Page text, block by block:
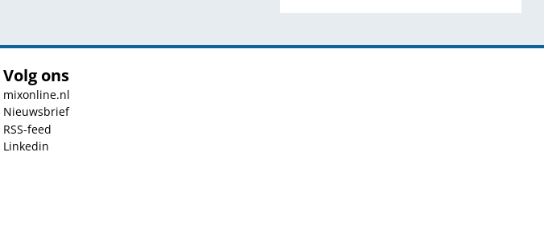
Volg ons
mixonline.nl
Nieuwsbrief
RSS-feed
Linkedin